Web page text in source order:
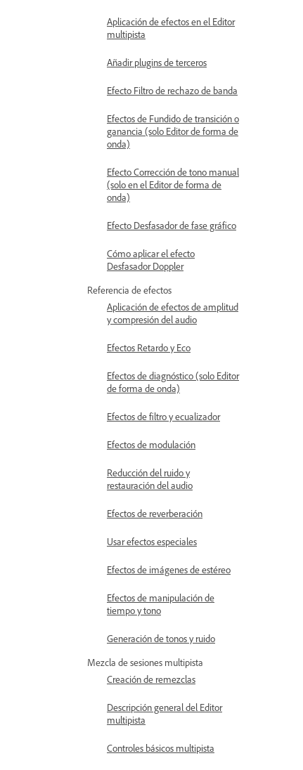
Aplicación de efectos en el Editor
multipista
Añadir plugins de terceros
Efecto Filtro de rechazo de banda
Efectos de Fundido de transición o
ganancia (solo Editor de forma de
onda)
Efecto Corrección de tono manual
(solo en el Editor de forma de
onda)
Efecto Desfasador de fase gráfico
Cómo aplicar el efecto
Desfasador Doppler
Referencia de efectos
Aplicación de efectos de amplitud
y compresión del audio
Efectos Retardo y Eco
Efectos de diagnóstico (solo Editor
de forma de onda)
Efectos de filtro y ecualizador
Efectos de modulación
Reducción del ruido y
restauración del audio
Efectos de reverberación
Usar efectos especiales
Efectos de imágenes de estéreo
Efectos de manipulación de
tiempo y tono
Generación de tonos y ruido
Mezcla de sesiones multipista
Creación de remezclas
Descripción general del Editor
multipista
Controles básicos multipista